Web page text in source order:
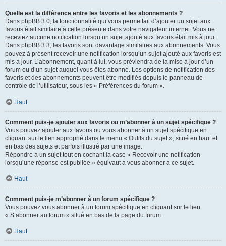
Quelle est la différence entre les favoris et les abonnements ?
Dans phpBB 3.0, la fonctionnalité qui vous permettait d’ajouter un sujet aux
favoris était similaire à celle présente dans votre navigateur internet. Vous ne
receviez aucune notification lorsqu’un sujet ajouté aux favoris était mis à jour.
Dans phpBB 3.3, les favoris sont davantage similaires aux abonnements. Vous
pouvez à présent recevoir une notification lorsqu’un sujet ajouté aux favoris est
mis à jour. L’abonnement, quant à lui, vous préviendra de la mise à jour d’un
forum ou d’un sujet auquel vous êtes abonné. Les options de notification des
favoris et des abonnements peuvent être modifiés depuis le panneau de
contrôle de l’utilisateur, sous les « Préférences du forum ».
Haut
Comment puis-je ajouter aux favoris ou m’abonner à un sujet spécifique ?
Vous pouvez ajouter aux favoris ou vous abonner à un sujet spécifique en
cliquant sur le lien approprié dans le menu « Outils du sujet », situé en haut et
en bas des sujets et parfois illustré par une image.
Répondre à un sujet tout en cochant la case « Recevoir une notification
lorsqu’une réponse est publiée » équivaut à vous abonner à ce sujet.
Haut
Comment puis-je m’abonner à un forum spécifique ?
Vous pouvez vous abonner à un forum spécifique en cliquant sur le lien
« S’abonner au forum » situé en bas de la page du forum.
Haut